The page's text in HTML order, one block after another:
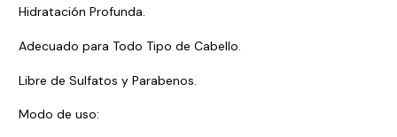
Hidratación Profunda.
Adecuado para Todo Tipo de Cabello.
Libre de Sulfatos y Parabenos.
Modo de uso: